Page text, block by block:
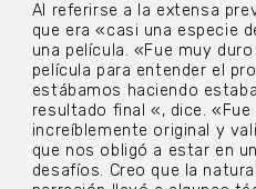
Al referirse a la extensa
que era «casi una especie
una película. «Fue muy
película para entender el
estábamos haciendo
resultado final «, dice.
increíblemente original y
que nos obligó a estar en
desafíos. Creo que la